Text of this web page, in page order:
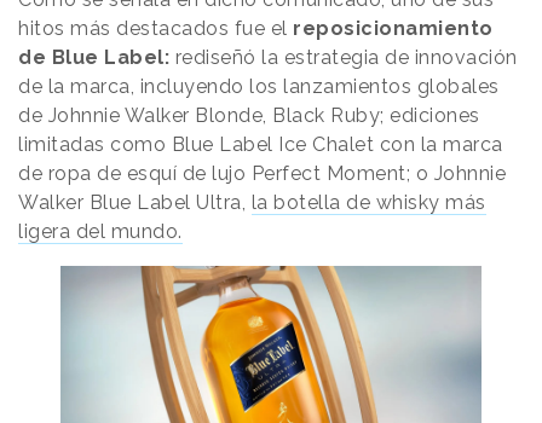
hitos más destacados fue el reposicionamiento
de Blue Label: rediseñó la estrategia de innovación
de la marca, incluyendo los lanzamientos globales
de Johnnie Walker Blonde, Black Ruby; ediciones
limitadas como Blue Label Ice Chalet con la marca
de ropa de esquí de lujo Perfect Moment; o Johnnie
Walker Blue Label Ultra, la botella de whisky más
ligera del mundo.